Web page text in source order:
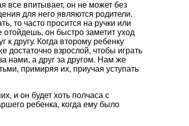
все впитывает, он не может без
для него являются родители.
то часто просится на ручки или
он быстро заметит уход
к другу. Когда второму ребенку
достаточно взрослой, чтобы играть
нами, а друг за другом. Нам же
примиряя их, приучая уступать
и он будет хоть полчаса с
ребенка, когда ему было